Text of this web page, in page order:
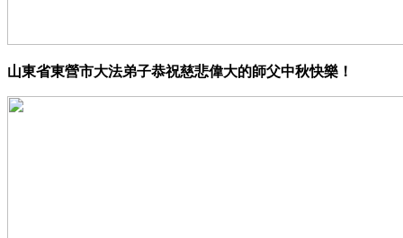
山東省東營市大法弟子恭祝慈悲偉大的師父中秋快樂！